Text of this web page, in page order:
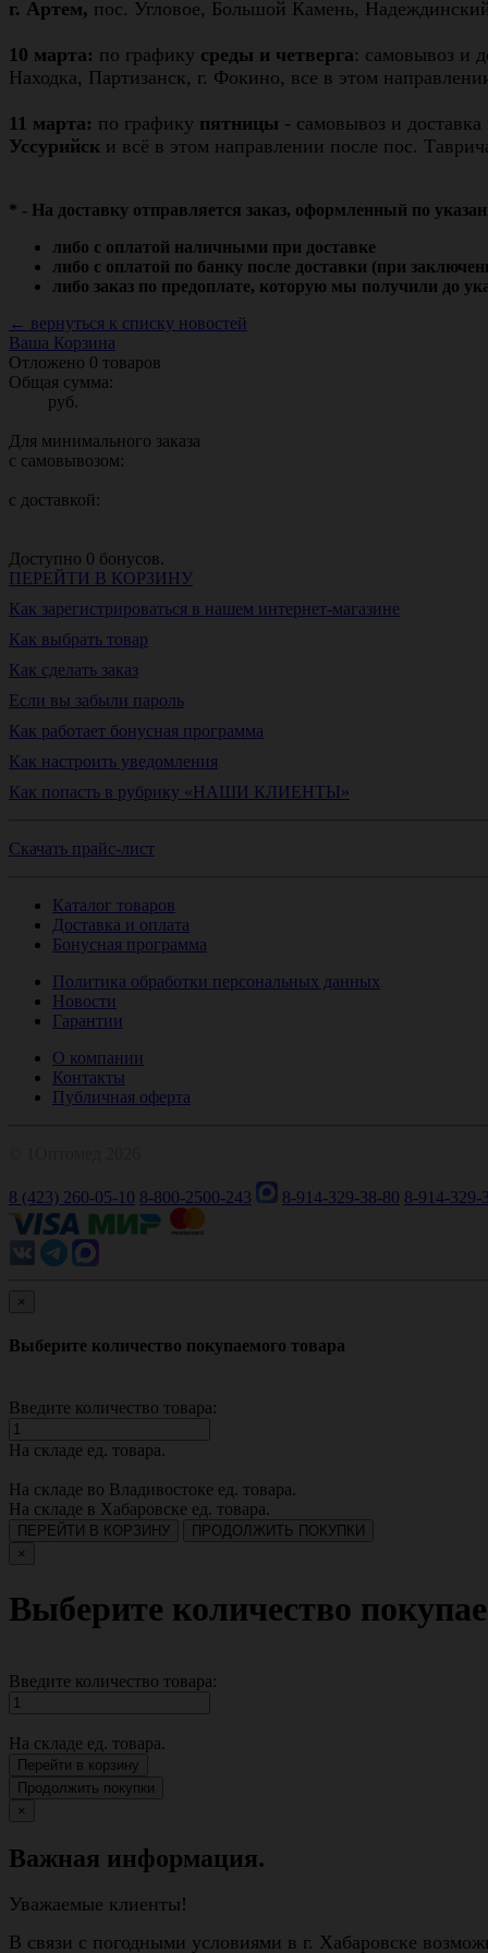
г. Артем, пос. Угловое, Большой Камень,
10 марта: по графику среды и четверга: самовывоз и
Находка, Партизанск, г. Фокино, все в этом
11 марта: по графику пятницы - самовывоз и
Уссурийск и всё в этом направлении после пос.
* - На доставку отправляется заказ, оформленный по
либо с оплатой наличными при доставке
либо с оплатой по банку после доставки (при
либо заказ по предоплате, которую мы получили до
← вернуться к списку новостей
Ваша Корзина
Отложено 0 товаров
Общая сумма:
руб.
Для минимального заказа
с самовывозом:
с доставкой:
Доступно 0 бонусов.
ПЕРЕЙТИ В КОРЗИНУ
Как зарегистрироваться в нашем интернет-магазине
Как выбрать товар
Как сделать заказ
Если вы забыли пароль
Как работает бонусная программа
Как настроить уведомления
Как попасть в рубрику «НАШИ КЛИЕНТЫ»
Скачать прайс-лист
Каталог товаров
Доставка и оплата
Бонусная программа
Политика обработки персональных данных
Новости
Гарантии
О компании
Контакты
Публичная оферта
8 (423) 260-05-10 8-800-2500-243 8-914-329-38-80 8-914-329-
×
Выберите количество покупаемого товара
Введите количество товара:
На складе ед. товара.
На складе во Владивостоке ед. товара.
На складе в Хабаровске ед. товара.
ПЕРЕЙТИ В КОРЗИНУ
ПРОДОЛЖИТЬ ПОКУПКИ
×
Выберите количество
Введите количество товара:
На складе ед. товара.
Перейти в корзину
Продолжить покупки
×
Важная информация.
Уважаемые клиенты!
В связи с погодными условиями в г. Хабаровске